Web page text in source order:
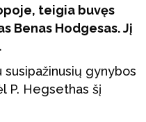
teigia buvęs
Benas Hodgesas. Jį
susipažinusių gynybos
P. Hegsethas šį